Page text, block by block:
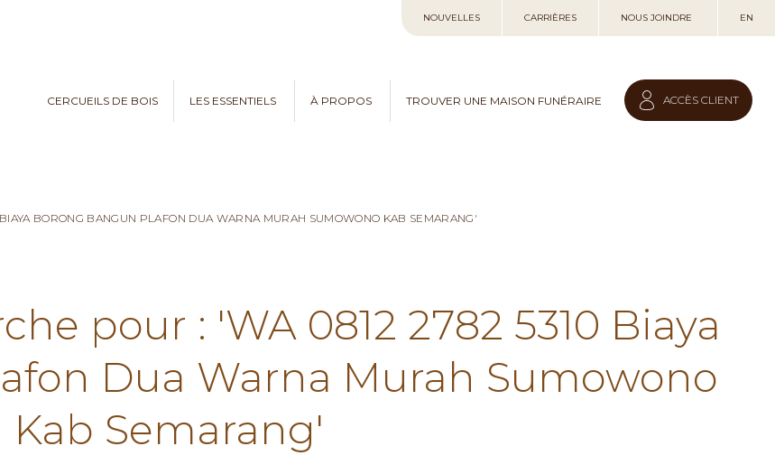
au
NOUVELLES CARRIÈRES NOUS JOINDRE EN
CERCUEILS DE BOIS LES ESSENTIELS À PROPOS TROUVER UNE MAISON FUNÉRAIRE ACCÈS CLIENT
BORONG BANGUN PLAFON DUA WARNA MURAH SUMOWONO KAB SEMARANG'
pour : 'WA 0812 2782 5310 Biaya
Dua Warna Murah Sumowono
Kab Semarang'